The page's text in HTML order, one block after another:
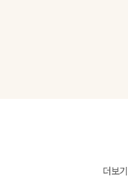
더보기